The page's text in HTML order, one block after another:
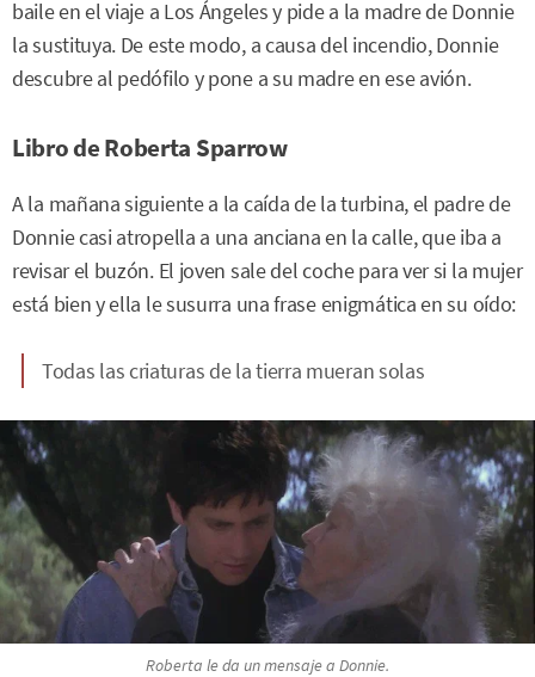
baile en el viaje a Los Ángeles y pide a la madre de Donnie
la sustituya. De este modo, a causa del incendio, Donnie
descubre al pedófilo y pone a su madre en ese avión.
Libro de Roberta Sparrow
A la mañana siguiente a la caída de la turbina, el padre de
Donnie casi atropella a una anciana en la calle, que iba a
revisar el buzón. El joven sale del coche para ver si la mujer
está bien y ella le susurra una frase enigmática en su oído:
Todas las criaturas de la tierra mueran solas
Roberta le da un mensaje a Donnie.